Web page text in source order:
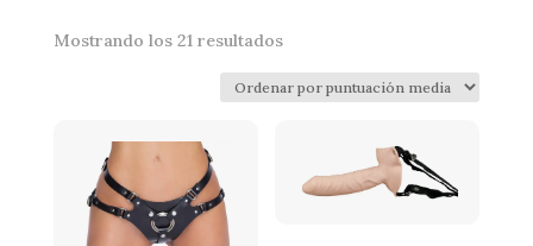
Mostrando los 21 resultadosOrdenado
por
puntuación